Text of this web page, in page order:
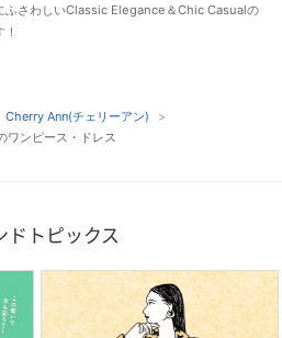
ふさわしいClassic Elegance＆Chic Casualの
Cherry Ann(チェリーアン)
ワンピース・ドレス
ドトピックス